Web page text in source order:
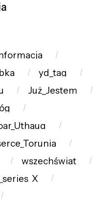
yd_tag
Już_Jestem
wszechświat